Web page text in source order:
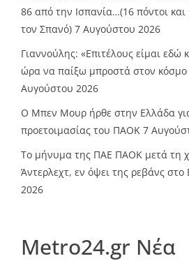
86 από την Ισπανία…(16 πόντοι
τον Σπανό) 7 Αυγούστου 2026
Γιαννούλης: «Επιτέλους είμαι εδώ
ώρα να παίξω μπροστά στον
Αυγούστου 2026
O Mπεν Μουρ ήρθε στην Ελλάδα
προετοιμασίας του ΠΑΟΚ 7
Το μήνυμα της ΠΑΕ ΠΑΟΚ μετά τη
Άντερλεχτ, εν όψει της ρεβάνς στο
2026
Metro24.gr Νέα